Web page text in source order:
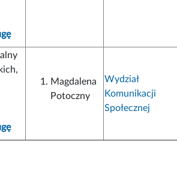
Magdalena
Potoczny
Wydział
Komunikacji
Społecznej